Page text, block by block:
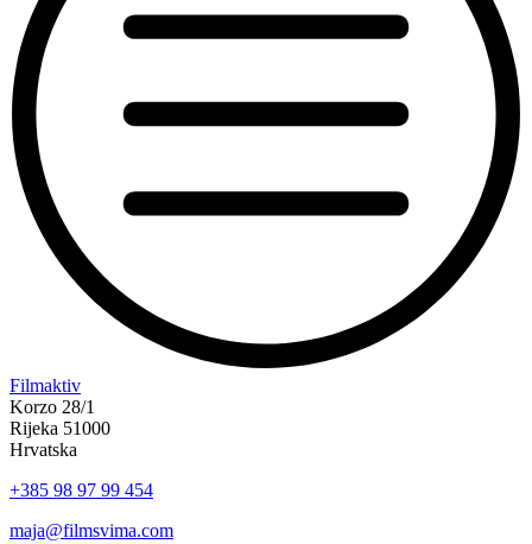
“Koke
svima
—
inkluzivna
svima
Kino
Filmaktiv
Korzo 28/1
Rijeka 51000
Hrvatska
+385 98 97 99 454
maja@filmsvima.com